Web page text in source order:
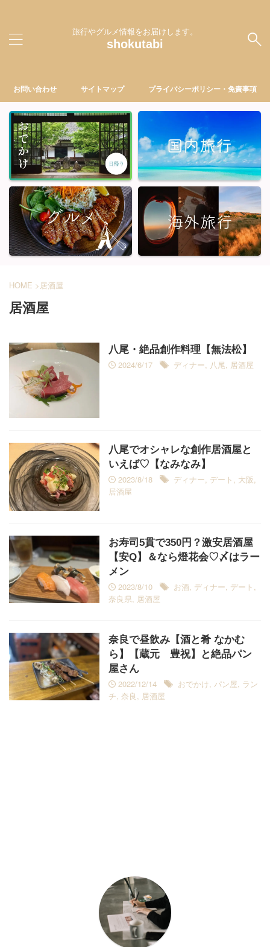
旅行やグルメ情報をお届けします。
shokutabi
お問い合わせ サイトマップ プライバシーポリシー・免責事項
HOME > 居酒屋
居酒屋
八尾・絶品創作料理【無法松】
2024/6/17
ディナー 八尾 居酒屋
八尾でオシャレな創作居酒屋と
いえば♡【なみなみ】
2023/8/18
ディナー, デート , 大阪,
居酒屋
お寿司5貫で350円？激安居酒屋
【安Q】＆なら燈花会♡〆はラー
メン
2023/8/10
お酒, ディナー, デート ,
奈良県, 居酒屋
奈良で昼飲み【酒と肴 なかむ
ら】【蔵元 豊祝】と絶品パン
屋さん
2022/12/14
おでかけ, パン屋, ラン
チ, 奈良, 居酒屋